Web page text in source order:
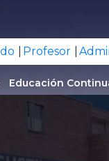
Profesor
Educación